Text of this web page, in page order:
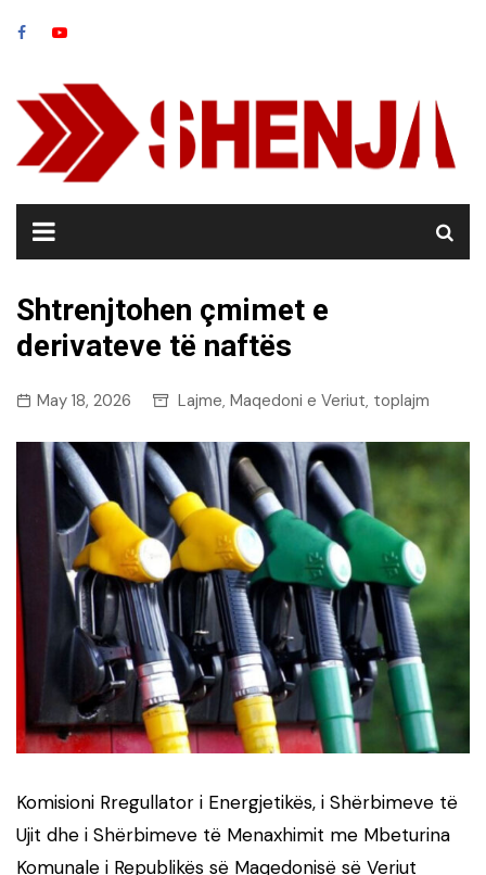
Shtrenjtohen çmimet e
derivateve të naftës
May 18, 2026 Lajme, Maqedoni e Veriut, toplajm
Komisioni Rregullator i Energjetikës, i Shërbimeve të
Ujit dhe i Shërbimeve të Menaxhimit me Mbeturina
Komunale i Republikës së Maqedonisë së Veriut